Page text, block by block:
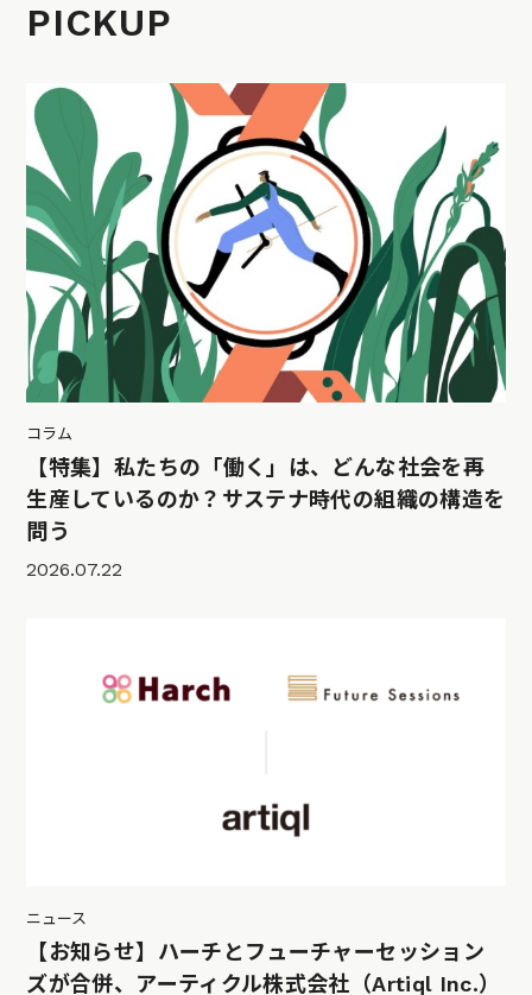
PICKUP
コラム
【特集】私たちの「働く」は、どんな社会を再
生産しているのか？サステナ時代の組織の構造を
問う
2026.07.22
ニュース
【お知らせ】ハーチとフューチャーセッション
ズが合併、アーティクル株式会社（Artiql Inc.）